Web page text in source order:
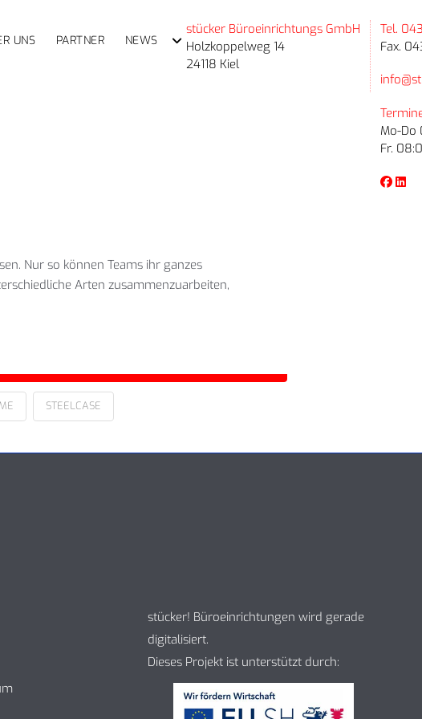
UNS PARTNER NEWS
stücker Büroeinrichtungs GmbH
Holzkoppelweg 14
24118 Kiel
Tel.
Fax.
Mo-Do
Fr.
Nur so können Teams ihr ganzes
Arten zusammenzuarbeiten,
STEELCASE
stücker! Büroeinrichtungen wird gerade
digitalisiert.
Dieses Projekt ist unterstützt durch: